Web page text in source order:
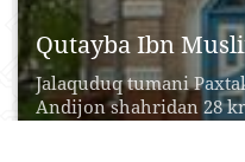
Qutayba Ibn
Jalaquduq tumani
Andijon shahridan 28